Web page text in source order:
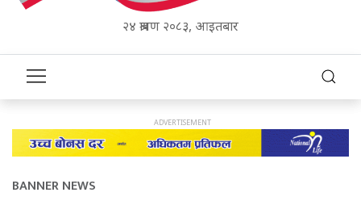
२४ श्रावण २०८३, आइतबार
BANNER NEWS